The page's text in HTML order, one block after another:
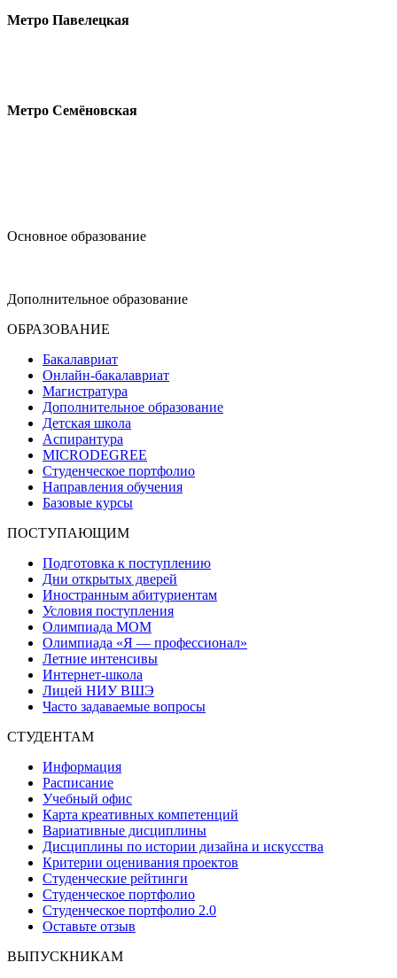
Метро Павелецкая
Метро Семёновская
Основное образование
Дополнительное образование
ОБРАЗОВАНИЕ
Бакалавриат
Онлайн-бакалавриат
Магистратура
Дополнительное образование
Детская школа
Аспирантура
MICRODEGREE
Студенческое портфолио
Направления обучения
Базовые курсы
ПОСТУПАЮЩИМ
Подготовка к поступлению
Дни открытых дверей
Иностранным абитуриентам
Условия поступления
Олимпиада МОМ
Олимпиада «Я — профессионал»
Летние интенсивы
Интернет-школа
Лицей НИУ ВШЭ
Часто задаваемые вопросы
СТУДЕНТАМ
Информация
Расписание
Учебный офис
Карта креативных компетенций
Вариативные дисциплины
Дисциплины по истории дизайна и искусства
Критерии оценивания проектов
Студенческие рейтинги
Студенческое портфолио
Студенческое портфолио 2.0
Оставьте отзыв
ВЫПУСКНИКАМ